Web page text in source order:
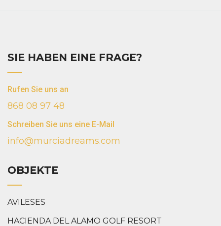
SIE HABEN EINE FRAGE?
Rufen Sie uns an
868 08 97 48
Schreiben Sie uns eine E-Mail
info@murciadreams.com
OBJEKTE
AVILESES
HACIENDA DEL ALAMO GOLF RESORT